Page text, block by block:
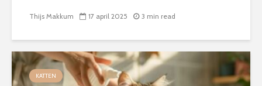
Thijs Makkum 17 april 2025 3 min read
KATTEN